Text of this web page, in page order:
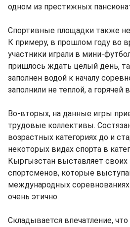
одном из престижных
Спортивные площадки также
К примеру, в прошлом году во
участники играли в мини-
пришлось ждать целый день,
заполнен водой к началу
заполнили не теплой, а горячей
Во-вторых, на данные игры
трудовые коллективы.
возрастных категориях до и
некоторых видах спорта в
Кыргызстан выставляет
спортсменов, которые
международных
очень этично.
Складывается впечатление,